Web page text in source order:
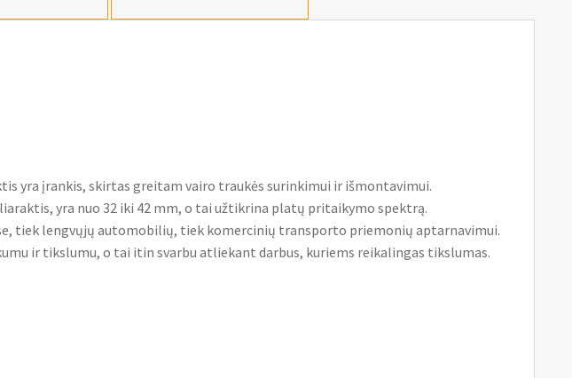
mm
yra įrankis, skirtas greitam vairo traukės surinkimui ir išmontavimui.
yra nuo 32 iki 42 mm, o tai užtikrina platų pritaikymo spektrą.
tiek lengvųjų automobilių, tiek komercinių transporto priemonių aptarnavimui.
ir tikslumu, o tai itin svarbu atliekant darbus, kuriems reikalingas tikslumas.